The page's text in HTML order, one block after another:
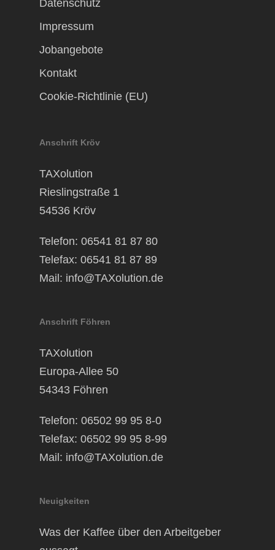
Datenschutz
Impressum
Jobangebote
Kontakt
Cookie-Richtlinie (EU)
Anschrift Kröv
TAXolution
Rieslingstraße 1
54536 Kröv
Telefon: 06541 81 87 80
Telefax: 06541 81 87 89
Mail: info@TAXolution.de
Anschrift Föhren
TAXolution
Europa-Allee 50
54343 Föhren
Telefon: 06502 99 95 8-0
Telefax: 06502 99 95 8-99
Mail: info@TAXolution.de
Neuigkeiten
Was der Kaffee über den Arbeitgeber